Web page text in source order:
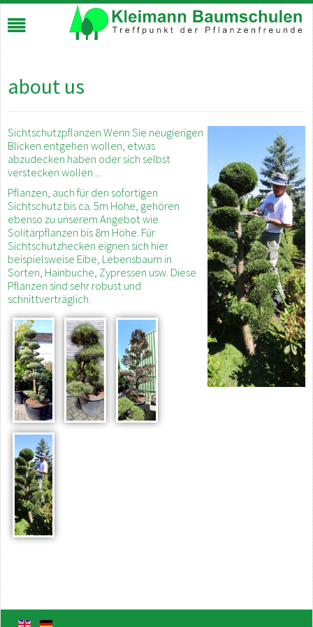
about us
Sichtschutzpflanzen Wenn Sie neugierigen
Blicken entgehen wollen, etwas
abzudecken haben oder sich selbst
verstecken wollen ...
Pflanzen, auch für den sofortigen
Sichtschutz bis ca. 5m Höhe, gehören
ebenso zu unserem Angebot wie
Solitärpflanzen bis 8m Höhe. Für
Sichtschutzhecken eignen sich hier
beispielsweise Eibe, Lebensbaum in
Sorten, Hainbuche, Zypressen usw. Diese
Pflanzen sind sehr robust und
schnittverträglich.